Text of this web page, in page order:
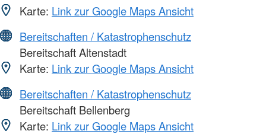
Karte: Link zur Google Maps Ansicht
Bereitschaften / Katastrophenschutz
Bereitschaft Altenstadt
Karte: Link zur Google Maps Ansicht
Bereitschaften / Katastrophenschutz
Bereitschaft Bellenberg
Karte: Link zur Google Maps Ansicht